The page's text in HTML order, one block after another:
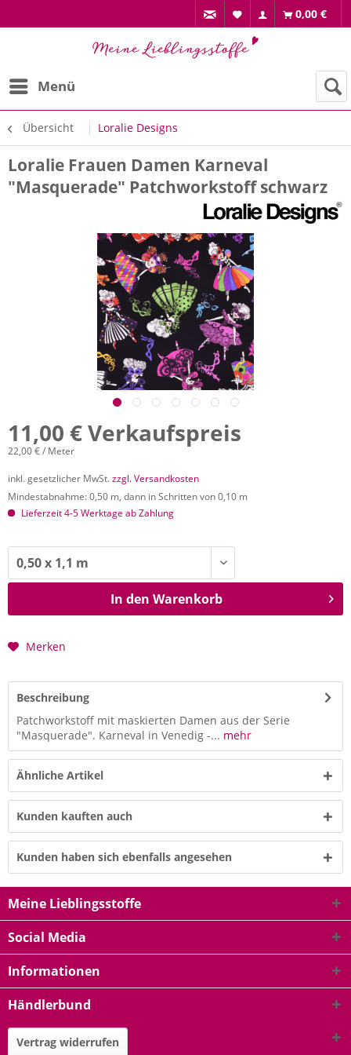
0,00 €
Menü
Übersicht Loralie Designs
Loralie Frauen Damen Karneval
"Masquerade" Patchworkstoff schwarz
11,00 € Verkaufspreis
22,00 € / Meter
inkl. gesetzlicher MwSt.zzgl. Versandkosten
Mindestabnahme: 0,50 m, dann in Schritten von 0,10 m
Lieferzeit 4-5 Werktage ab Zahlung
In den Warenkorb
Merken
Beschreibung
Patchworkstoff mit maskierten Damen aus der Serie
"Masquerade". Karneval in Venedig -... mehr
Ähnliche Artikel
Kunden kauften auch
Kunden haben sich ebenfalls angesehen
Meine Lieblingsstoffe
Social Media
Informationen
Händlerbund
Vertrag widerrufen